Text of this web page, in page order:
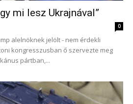
mi lesz Ukrajnával”
0
alelnöknek jelölt - nem érdekli
kongresszusban ő szervezte meg
pártban,...